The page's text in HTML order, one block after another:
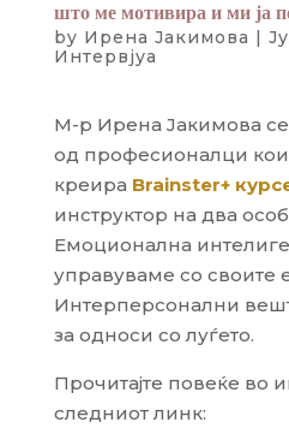
што ме мотивира и ми ја
by Ирена Јакимова |
Интервјуа
М-р Ирена Јакимова
од професионалци кои
креира Brainster+
инструктор на два
Емоционална
управуваме со своите
Интерперсонални
за односи со луѓето.
Прочитајте повеќе во
следниот линк: